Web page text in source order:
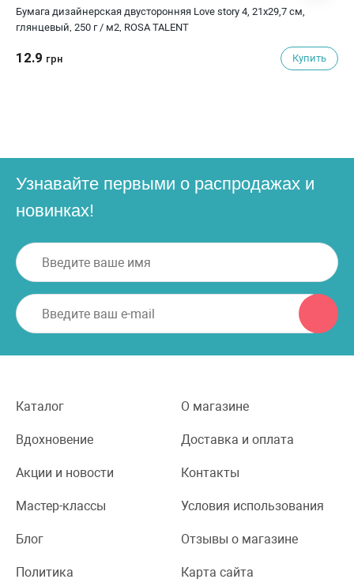
Бумага дизайнерская двусторонняя Love story 4, 21х29,7 см,
глянцевый, 250 г / м2, ROSA TALENT
12.9 грн Купить
Узнавайте первыми о распродажах и
новинках!
Каталог О магазине
Вдохновение Доставка и оплата
Акции и новости Контакты
Мастер-классы Условия использования
Блог Отзывы о магазине
Политика Карта сайта